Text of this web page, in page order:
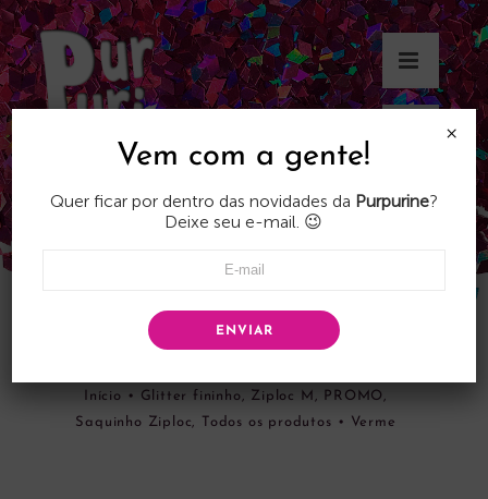
Skip
to
content
Início • Glitter fininho, Ziploc M , PROMO ,
Saquinho Ziploc, Todos os produtos • Verme
Vem com a gente!
Quer ficar por dentro das novidades da Purpurine?
Deixe seu e-mail. 😉
ENVIAR
×